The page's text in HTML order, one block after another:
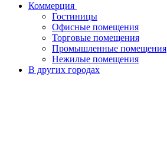
Коммерция
Гостиницы
Офисные помещения
Торговые помещения
Промышленные помещения
Нежилые помещения
В других городах